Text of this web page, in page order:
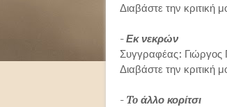
Διαβάστε την κριτική
- Εκ νεκρών
Συγγραφέας: Γιώργος
Διαβάστε την κριτική
- To άλλο κορίτσι